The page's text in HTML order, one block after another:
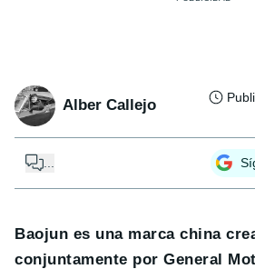
Alber Callejo
Baojun es una marca china
conjuntamente por General